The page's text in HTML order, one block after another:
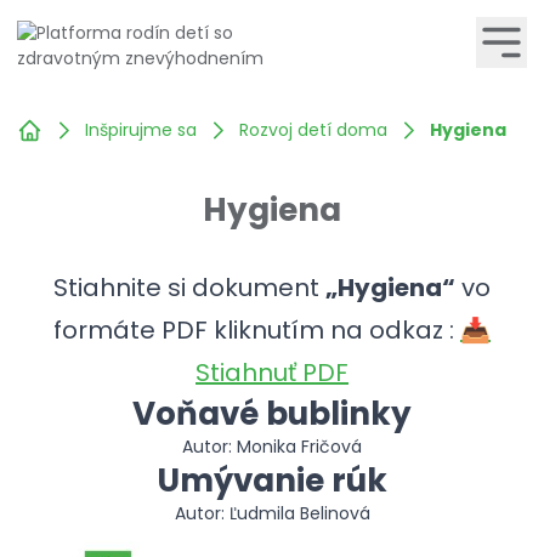
Inšpirujme sa Rozvoj detí doma Hygiena
Hygiena
Stiahnite si dokument „Hygiena“ vo
formáte PDF kliknutím na odkaz : 📥
Stiahnuť PDF
Voňavé bublinky
Autor: Monika Fričová
Umývanie rúk
Autor: Ľudmila Belinová